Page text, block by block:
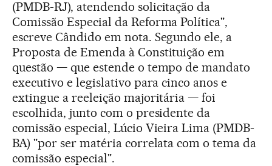
(PMDB-RJ), atendendo solicitação da
Comissão Especial da Reforma Política",
escreve Cândido em nota. Segundo ele, a
Proposta de Emenda à Constituição em
questão — que estende o tempo de mandato
executivo e legislativo para cinco anos e
extingue a reeleição majoritária — foi
escolhida, junto com o presidente da
comissão especial, Lúcio Vieira Lima (PMDB-
BA) "por ser matéria correlata com o tema da
comissão especial".